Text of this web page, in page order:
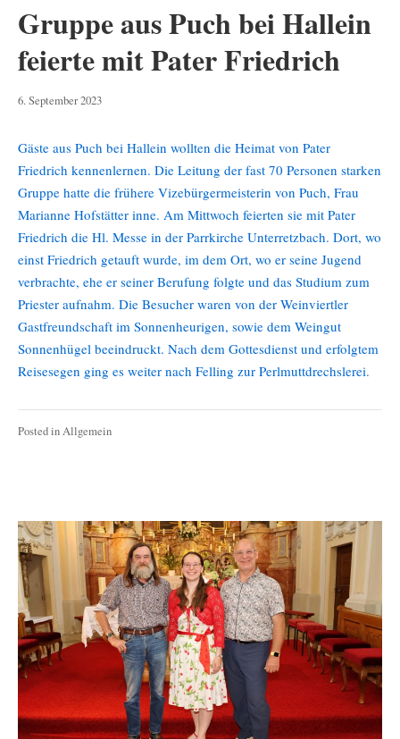
Gruppe aus Puch bei Hallein
feierte mit Pater Friedrich
6. September 20236.
Gäste aus Puch bei Hallein wollten die Heimat von Pater
Friedrich kennenlernen. Die Leitung der fast 70 Personen starken
Gruppe hatte die frühere Vizebürgermeisterin von Puch, Frau
Marianne Hofstätter inne. Am Mittwoch feierten sie mit Pater
Friedrich die Hl. Messe in der Parrkirche Unterretzbach. Dort, wo
einst Friedrich getauft wurde, im dem Ort, wo er seine Jugend
verbrachte, ehe er seiner Berufung folgte und das Studium zum
Priester aufnahm. Die Besucher waren von der Weinviertler
Gastfreundschaft im Sonnenheurigen, sowie dem Weingut
Sonnenhügel beeindruckt. Nach dem Gottesdienst und erfolgtem
Reisesegen ging es weiter nach Felling zur Perlmuttdrechslerei.
Posted inAllgemein